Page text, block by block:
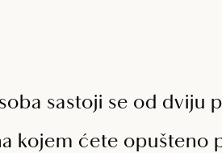
sastoji se od dviju
kojem ćete opušteno